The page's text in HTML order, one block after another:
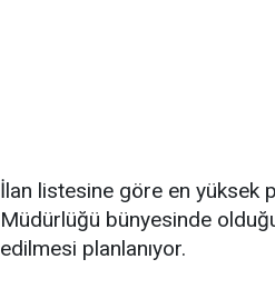
İlan listesine göre en yüksek
Müdürlüğü bünyesinde
edilmesi planlanıyor.